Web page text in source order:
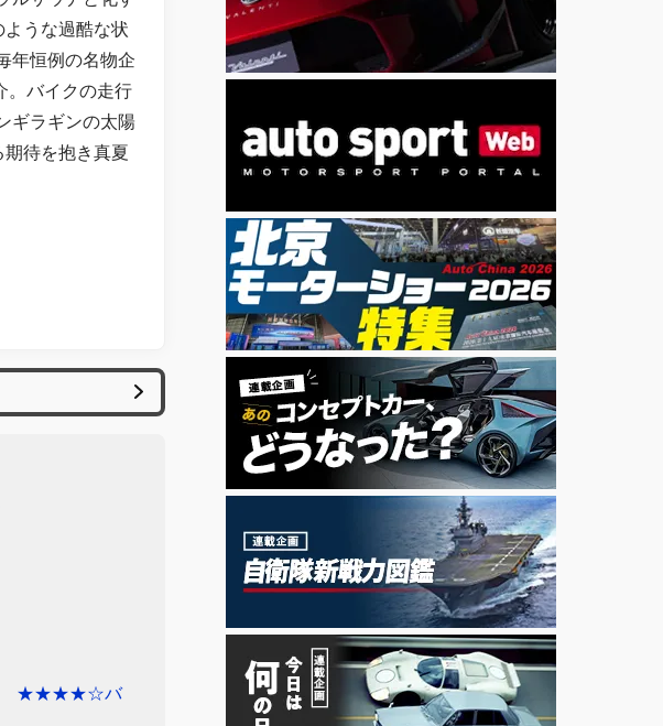
ような過酷な状
年恒例の名物企
。バイクの走行
ギラギンの太陽
待を抱き真夏
★★★★☆バ